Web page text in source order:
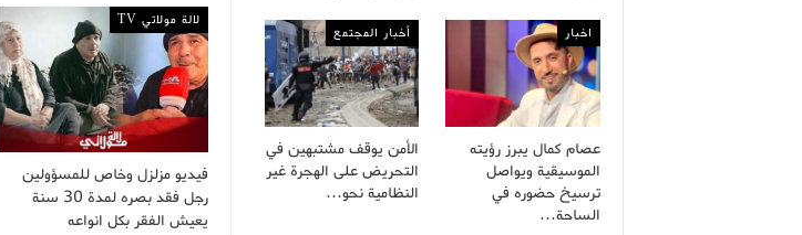
لالة مولاتي TV
فيديو مزلزل وخاص للمسؤولين
رجل فقد بصره لمدة 30 سنة
يعيش الفقر بكل انواعه
اخبار
عصام كمال يبرز رؤيته
الموسيقية ويواصل
ترسيخ حضوره في
الساحة…
أخبار المجتمع
الأمن يوقف مشتبهين في
التحريض على الهجرة غير
النظامية نحو…